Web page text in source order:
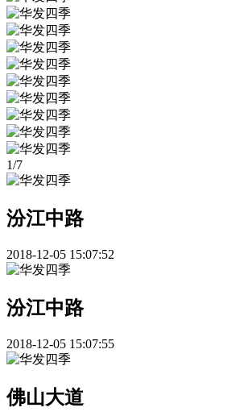
1/7
汾江中路
2018-12-05 15:07:52
汾江中路
2018-12-05 15:07:55
佛山大道